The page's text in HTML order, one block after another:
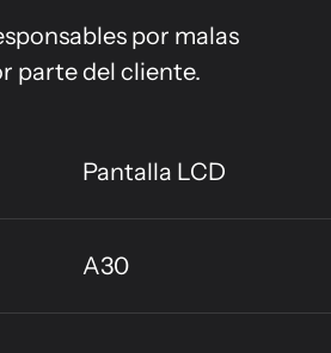
por malas
parte del cliente.
Pantalla LCD
A30